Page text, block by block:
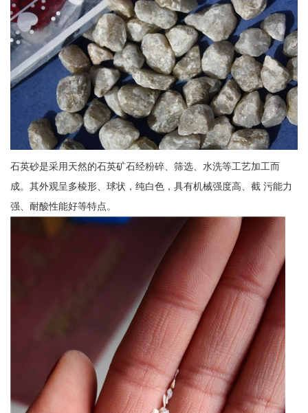
石英砂是采用天然的石英矿石经粉碎、筛选、水洗等工艺加工而
成。其外观呈多棱形、球状，纯白色，具有机械强度高、截 污能力
强、耐酸性能好等特点。